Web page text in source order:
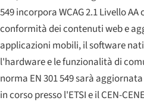
549 incorpora WCAG 2.1 Livello
conformità dei contenuti web e
applicazioni mobili, il software
l'hardware e le funzionalità di
norma EN 301 549 sarà
in corso presso l'ETSI e il CEN-